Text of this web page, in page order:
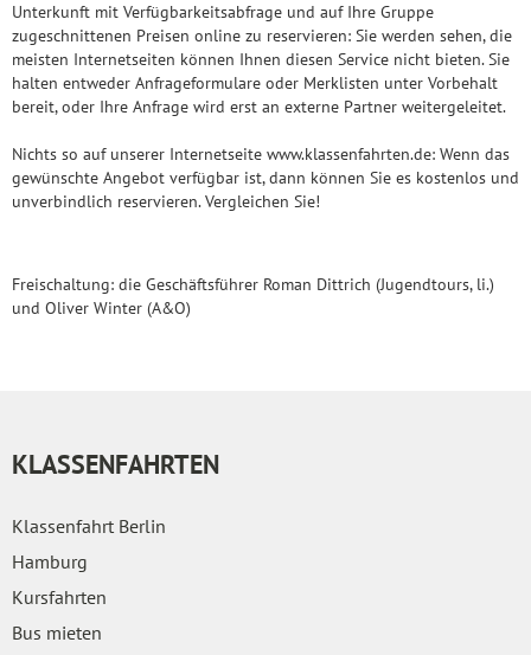
Unterkunft mit Verfügbarkeitsabfrage und auf Ihre Gruppe
zugeschnittenen Preisen online zu reservieren: Sie werden sehen, die
meisten Internetseiten können Ihnen diesen Service nicht bieten. Sie
halten entweder Anfrageformulare oder Merklisten unter Vorbehalt
bereit, oder Ihre Anfrage wird erst an externe Partner weitergeleitet.
Nichts so auf unserer Internetseite www.klassenfahrten.de: Wenn das
gewünschte Angebot verfügbar ist, dann können Sie es kostenlos und
unverbindlich reservieren. Vergleichen Sie!
Freischaltung: die Geschäftsführer Roman Dittrich (Jugendtours, li.)
und Oliver Winter (A&O)
KLASSENFAHRTEN
Klassenfahrt Berlin
Hamburg
Kursfahrten
Bus mieten